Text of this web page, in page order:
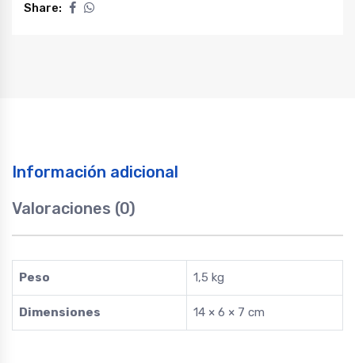
traseras
Share:
Información adicional
Valoraciones (0)
Peso 1,5 kg
Dimensiones 14 × 6 × 7 cm